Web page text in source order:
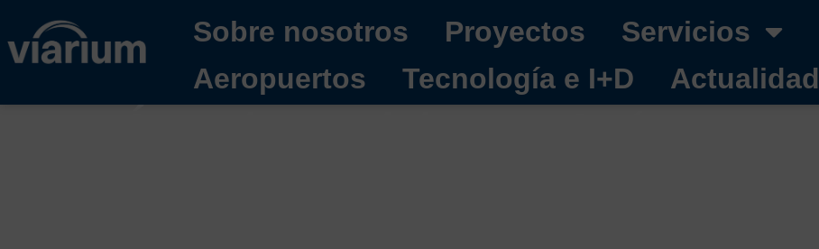
Sobre nosotros Proyectos Servicios
Aeropuertos
Tecnología e I+D Actualidad